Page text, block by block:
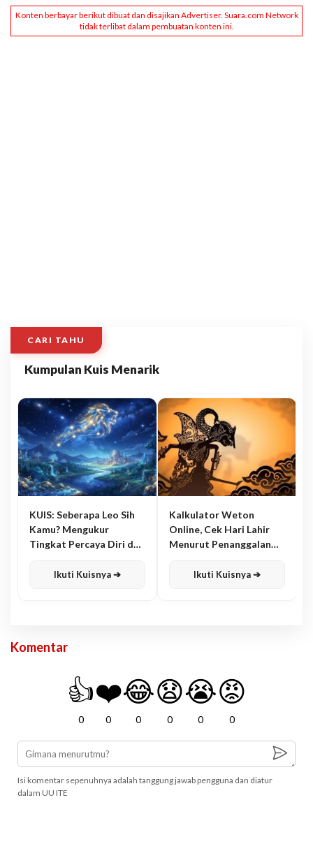
CARI TAHU
Kumpulan Kuis Menarik
KUIS: Seberapa Leo Sih
Kamu? Mengukur
Tingkat Percaya Diri dan
Ikuti Kuisnya ➔
Kalkulator Weton
Online, Cek Hari Lahir
Menurut Penanggalan
Ikuti Kuisnya ➔
Komentar
👍
0
❤️
0
😂
0
😧
0
😭
0
😡
0
Isi komentar sepenuhnya adalah tanggung jawab pengguna dan diatur
dalam UU ITE